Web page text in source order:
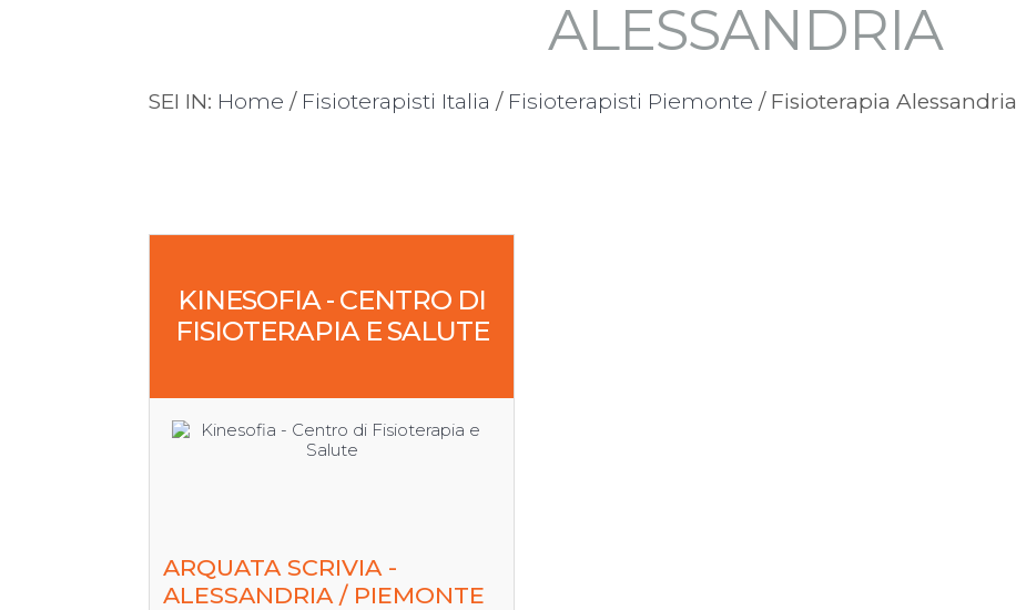
ALESSANDRIA
SEI IN: Home / Fisioterapisti Italia / Fisioterapisti Piemonte / Fisioterapia Alessandria
KINESOFIA - CENTRO DI
FISIOTERAPIA E SALUTE
ARQUATA SCRIVIA -
ALESSANDRIA / PIEMONTE